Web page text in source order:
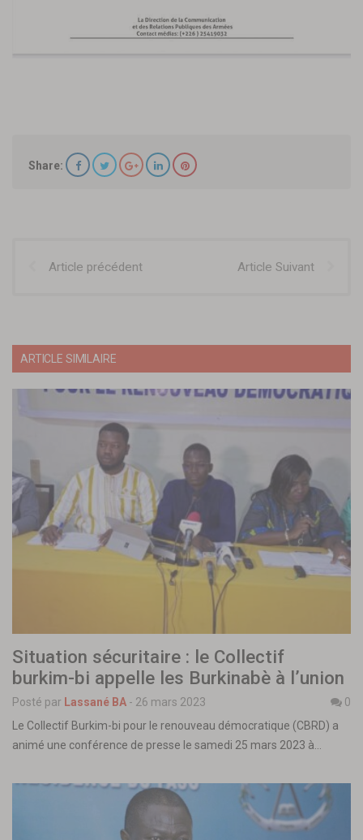
Share:
Article précédent Article Suivant
ARTICLE SIMILAIRE
Situation sécuritaire : le Collectif
burkim-bi appelle les Burkinabè à l’union
Posté par Lassané BA - 26 mars 2023
0
Le Collectif Burkim-bi pour le renouveau démocratique (CBRD) a
animé une conférence de presse le samedi 25 mars 2023 à…